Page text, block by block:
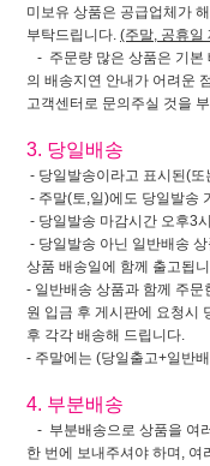
미보유 상품은 공급업체가
부탁드립니다. (주말, 공휴일
- 주문량 많은 상품은 기본
의 배송지연 안내가 어려운
고객센터로 문의주실 것을
3. 당일배송
- 당일발송이라고 표시된(
- 주말(토,일)에도 당일발송
- 당일발송 마감시간 오후3
- 당일발송 아닌 일반배송
상품 배송일에 함께 출고됩
- 일반배송 상품과 함께 주
원 입금 후 게시판에 요청시
후 각각 배송해 드립니다.
- 주말에는 (당일출고+일반
4. 부분배송
- 부분배송으로 상품을 여
한 번에 보내주셔야 하며, 여